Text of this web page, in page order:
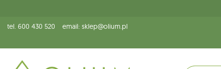
tel. 600 430 520 email: sklep@olium.pl